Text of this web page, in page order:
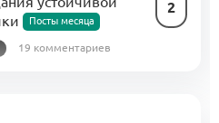
Посты месяца
2
19 комментариев